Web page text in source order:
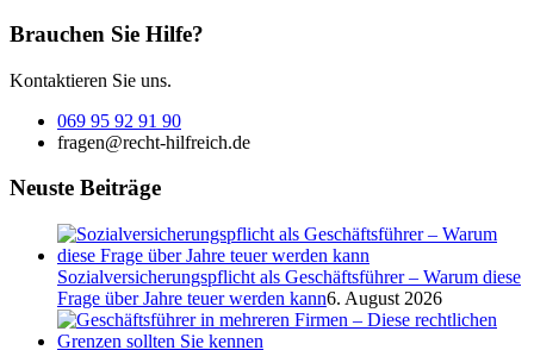
Brauchen Sie Hilfe?
Kontaktieren Sie uns.
069 95 92 91 90
fragen@recht-hilfreich.de
Neuste Beiträge
Sozialversicherungspflicht als Geschäftsführer – Warum diese
Frage über Jahre teuer werden kann6. August 2026